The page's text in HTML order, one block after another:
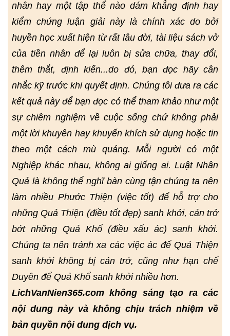
nhân hay một tập thể nào dám khẳng định hay
kiểm chứng luận giải này là chính xác do bởi
huyền học xuất hiện từ rất lâu đời, tài liệu sách vở
của tiền nhân để lại luôn bị sửa chữa, thay đổi,
thêm thắt, định kiến...do đó, bạn đọc hãy cân
nhắc kỹ trước khi quyết định. Chúng tôi đưa ra các
kết quả này để bạn đọc có thể tham khảo như một
sự chiêm nghiệm về cuộc sống chứ không phải
một lời khuyên hay khuyến khích sử dụng hoặc tin
theo một cách mù quáng. Mỗi người có một
Nghiệp khác nhau, không ai giống ai. Luật Nhân
Quả là không thể nghĩ bàn cùng tận chúng ta nên
làm nhiều Phước Thiện (việc tốt) để hỗ trợ cho
những Quả Thiện (điều tốt đẹp) sanh khởi, cản trở
bớt những Quả Khổ (điều xấu ác) sanh khởi.
Chúng ta nên tránh xa các việc ác để Quả Thiện
sanh khởi không bị cản trở, cũng như hạn chế
Duyên để Quả Khổ sanh khởi nhiều hơn.
LichVanNien365.com không sáng tạo ra các
nội dung này và không chịu trách nhiệm về
bản quyền nội dung dịch vụ.